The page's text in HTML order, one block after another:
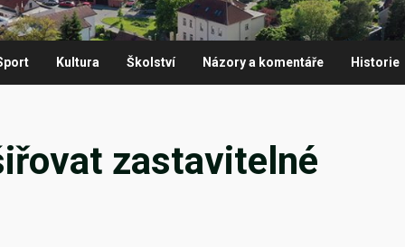
Kultura Školství Názory a komentáře Historie
zastavitelné